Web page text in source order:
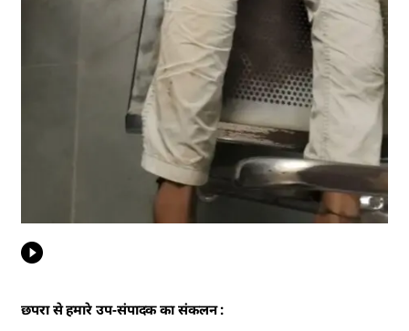
छपरा से हमारे उप-संपादक का संकलन :